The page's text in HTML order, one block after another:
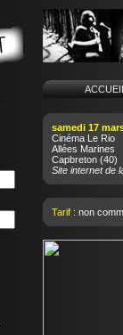
samedi 17
Cinéma Le Rio
Allées Marines
Capbreton(40)
Site internet de
Tarif : non